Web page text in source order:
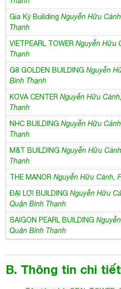
Thạnh
NHC BUILDINGNguyễn Hữu
Thạnh
M&T BUILDINGNguyễn Hữu
Thạnh
THE MANORNguyễn Hữu Cảnh,
ĐẠI LỢI BUILDINGNguyễn Hữu
Quận Bình Thạnh
SAIGON PEARL BUILDING
Quận Bình Thạnh
B. Thông tin chi tiết
Tên tòa nhà:OPAL TOWER
Quận Bình Thạnh
Quản Lý: SSG
Hạng: B
Kết cấu: 4 Hầm – 1 Trệt – 41
Thang máy: 8 thang máy +
Diện tích cho thuê: 100 –